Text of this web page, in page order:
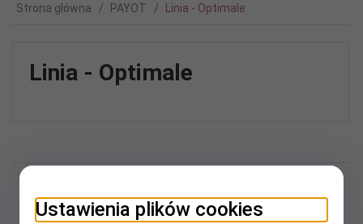
Strona główna PAYOT Linia - Optimale
Linia - Optimale
produktu!
Ustawienia plików cookies